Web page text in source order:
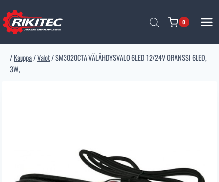
sisältöön
0
/Kauppa/Valot/SM3020CTA VÄLÄHDYSVALO 6LED 12/24V ORANSSI 6LED,
3W,